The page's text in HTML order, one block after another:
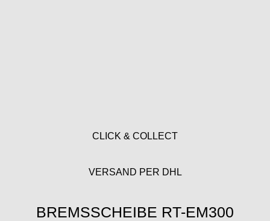
CLICK & COLLECT
VERSAND PER DHL
BREMSSCHEIBE RT-EM300